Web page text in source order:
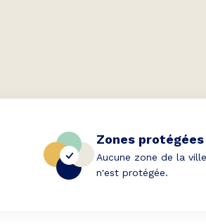
Zones protégées
Aucune zone de la
n'est protégée.